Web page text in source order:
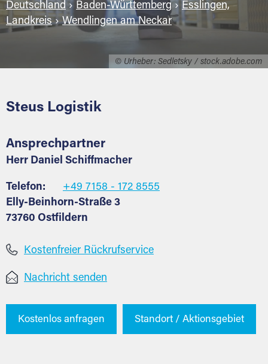
© Urheber: Sedletsky / stock.adobe.com
Deutschland › Baden-Württemberg › Esslingen,
Landkreis›Wendlingen am Neckar
Steus Logistik
Ansprechpartner
Herr Daniel Schiffmacher
Telefon:
+49 7158 - 172 8555
Elly-Beinhorn-Straße 3
73760 Ostfildern
Kostenfreier Rückrufservice
Nachricht senden
Kostenlos anfragen Standort / Aktionsgebiet